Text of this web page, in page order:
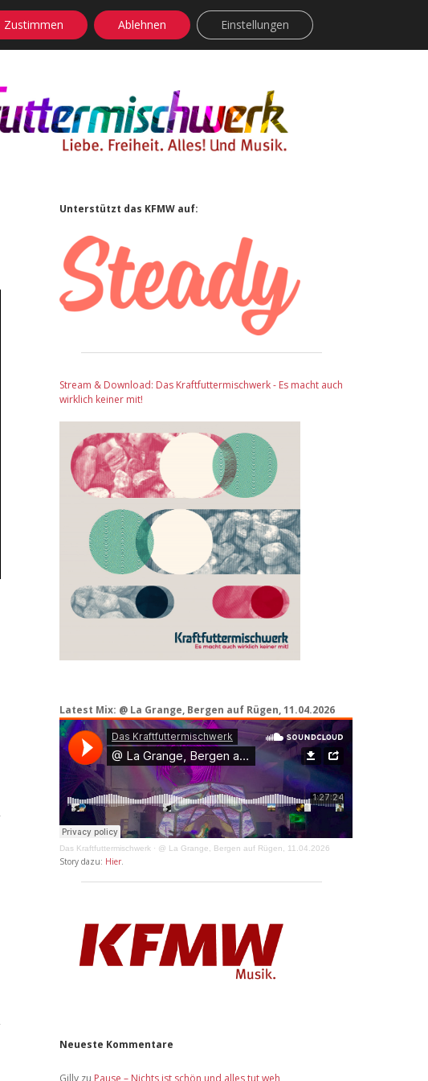
facebook
instagram
rss soundcloud
vimeoBluesky
Sidebar
Unterstützt das KFMW auf:
Stream & Download: Das Kraftfuttermischwerk - Es macht auch
wirklich keiner mit!
Latest Mix: @ La Grange, Bergen auf Rügen, 11.04.2026
Das Kraftfuttermischwerk · @ La Grange, Bergen auf Rügen, 11.04.2026
Story dazu: Hier.
Neueste Kommentare
Gilly zu Pause – Nichts ist schön und alles tut weh
Zustimmen Ablehnen Einstellungen